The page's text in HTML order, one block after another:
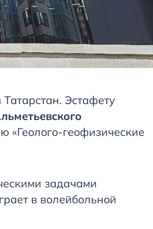
Эстафету
«Геолого-геофизические
задачами
в волейбольной